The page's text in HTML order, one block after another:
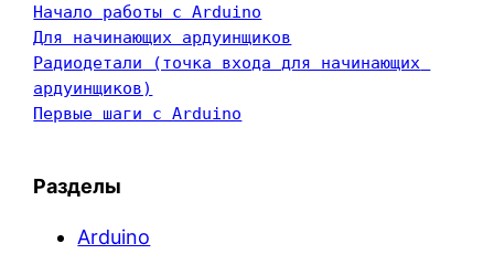
Начало работы с Arduino
Для начинающих ардуинщиков
Радиодетали (точка входа для начинающих
ардуинщиков)
Первые шаги с Arduino
Разделы
Arduino